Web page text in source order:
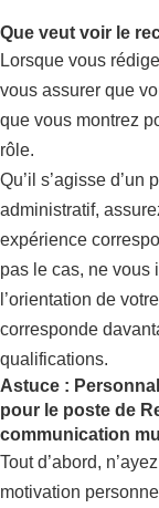
Que veut voir le
Lorsque vous
vous assurer que
que vous montrez
rôle.
Qu’il s’agisse d’un
administratif,
expérience
pas le cas, ne vous
l’orientation de
corresponde
qualifications.
Astuce :
pour le poste de
communication
Tout d’abord,
motivation